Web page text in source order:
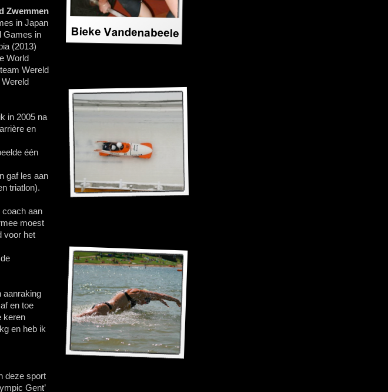
Zwemmen
in Japan
Games in
(2013)
World
Wereld
in 2005 na
en
één
gaf les aan
triatlon).
coach aan
moest
voor het
aanraking
en toe
keren
en heb ik
deze sport
Gent’